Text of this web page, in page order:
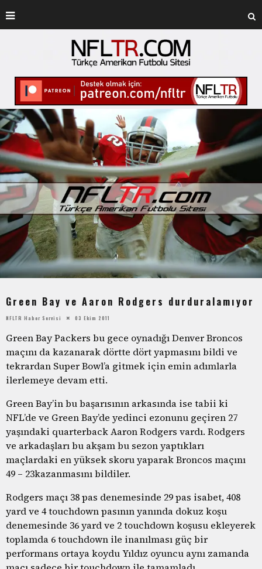
Green Bay ve Aaron Rodgers durduralamıyor
NFLTR Haber Servisi 03 Ekim 2011
Green Bay Packers bu gece oynadığı Denver Broncos
maçını da kazanarak dörtte dört yapmasını bildi ve
tekrardan Super Bowl’a gitmek için emin adımlarla
ilerlemeye devam etti.
Green Bay’in bu başarısının arkasında ise tabii ki
NFL’de ve Green Bay’de yedinci ezonunu geçiren 27
yaşındaki quarterback Aaron Rodgers vardı. Rodgers
ve arkadaşları bu akşam bu sezon yaptıkları
maçlardaki en yüksek skoru yaparak Broncos maçını
49 – 23kazanmasını bildiler.
Rodgers maçı 38 pas denemesinde 29 pas isabet, 408
yard ve 4 touchdown pasının yanında dokuz koşu
denemesinde 36 yard ve 2 touchdown koşusu ekleyerek
toplamda 6 touchdown ile inanılması güç bir
performans ortaya koydu Yıldız oyuncu aynı zamanda